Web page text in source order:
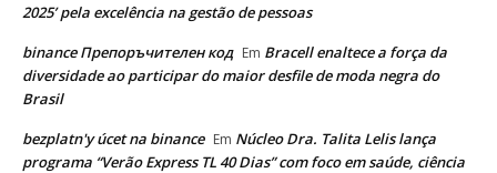
2025’ pela excelência na gestão de pessoas
binance Препоръчителен код Em Bracell enaltece a força da
diversidade ao participar do maior desfile de moda negra do
Brasil
bezplatn'y úcet na binance Em Núcleo Dra. Talita Lelis lança
programa “Verão Express TL 40 Dias” com foco em saúde, ciência